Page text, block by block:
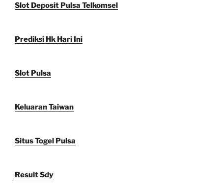
Slot Deposit Pulsa Telkomsel
Prediksi Hk Hari Ini
Slot Pulsa
Keluaran Taiwan
Situs Togel Pulsa
Result Sdy